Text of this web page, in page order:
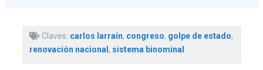
Claves: carlos larraín, congreso, golpe de estado,
renovación nacional, sistema binominal